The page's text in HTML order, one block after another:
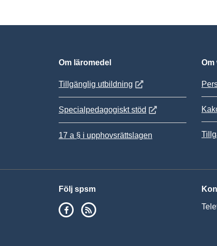
Om läromedel
Tillgänglig utbildning Öppnas i nytt fönster
Specialpedagogiskt stöd Öppnas i nytt
17 a § i upphovsrättslagen
Om
Följ spsm
SPSM på Facebook